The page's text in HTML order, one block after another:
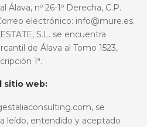
Álava, nº 26-1º Derecha, C.P.
electrónico: info@mure.es.
S.L. se encuentra
de Álava al Tomo 1523,
1ª.
sitio web:
se
leído, entendido y aceptado